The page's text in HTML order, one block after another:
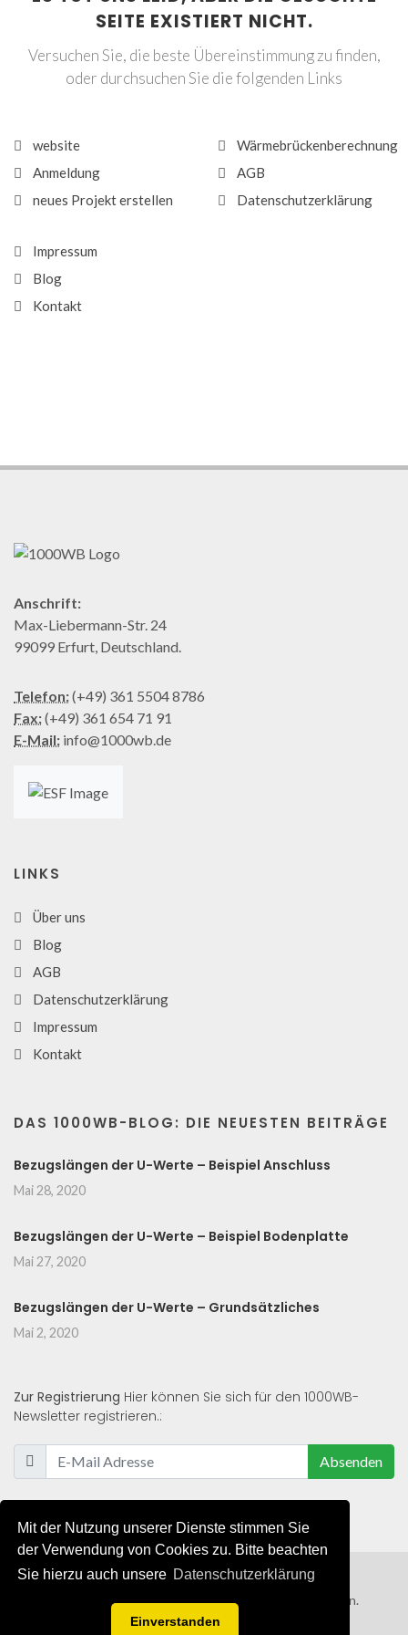
Mit der Nutzung unserer Dienste stimmen Sie
der Verwendung von Cookies zu. Bitte beachten
Sie hierzu auch unsere Datenschutzerklärung
Einverstanden
SEITE EXISTIERT NICHT.
Versuchen Sie, die beste Übereinstimmung zu finden,
oder durchsuchen Sie die folgenden Links
website
Anmeldung
neues Projekt erstellen
Wärmebrückenberechnung
AGB
Datenschutzerklärung
Impressum
Blog
Kontakt
Anschrift:
Max-Liebermann-Str. 24
99099 Erfurt, Deutschland.
Telefon:(+49) 361 5504 8786
Fax:(+49) 361 654 71 91
E-Mail: info@1000wb.de
LINKS
Über uns
Blog
AGB
Datenschutzerklärung
Impressum
Kontakt
DAS 1000WB-BLOG: DIE NEUESTEN BEITRÄGE
Bezugslängen der U-Werte – Beispiel Anschluss
Mai 28, 2020
Bezugslängen der U-Werte – Beispiel Bodenplatte
Mai 27, 2020
Bezugslängen der U-Werte – Grundsätzliches
Mai 2, 2020
Zur Registrierung Hier können Sie sich für den 1000WB-
Newsletter registrieren.:
Absenden
© 2019 - 2021 - Alle Rechte von 1000WB vorbehalten.
AGB/Datenschutzerklärung